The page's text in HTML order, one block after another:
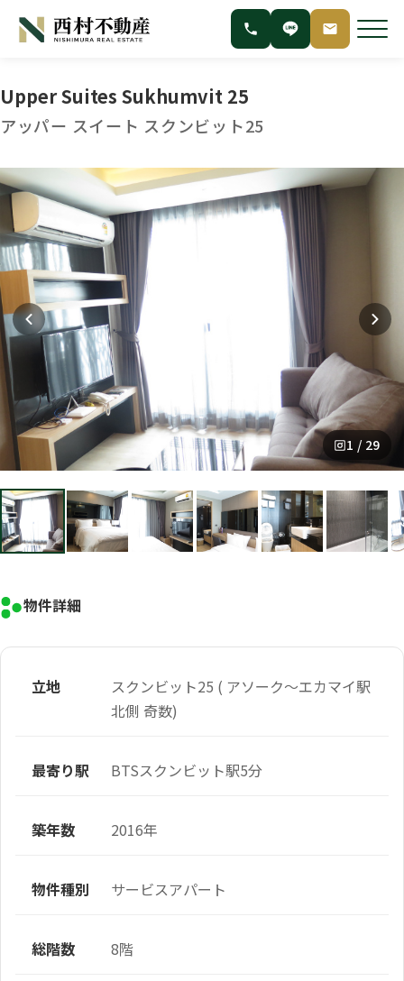
Upper Suites Sukhumvit 25
アッパー スイート スクンビット25
1 / 29
物件詳細
立地
スクンビット25 ( アソーク～エカマイ駅
北側 奇数)
最寄り駅 BTSスクンビット駅5分
築年数 2016年
物件種別 サービスアパート
総階数 8階